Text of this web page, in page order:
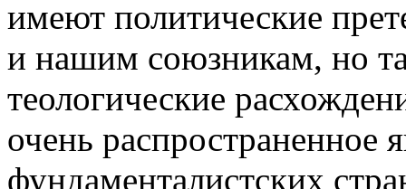
имеют политические
и нашим союзникам, но
теологические
очень распространенное
фундаменталистских